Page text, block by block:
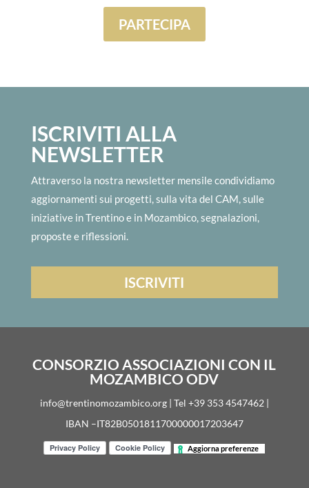
PARTECIPA
ISCRIVITI ALLA
NEWSLETTER
Attraverso la nostra newsletter mensile condividiamo
aggiornamenti sui progetti, sulla vita del CAM, sulle
iniziative in Trentino e in Mozambico, segnalazioni,
proposte e riflessioni.
CONSORZIO ASSOCIAZIONI CON IL
MOZAMBICO ODV
info@trentinomozambico.org | Tel +39 353 4547462 |
IBAN –IT82B0501811700000017203647
Aggiorna preferenze